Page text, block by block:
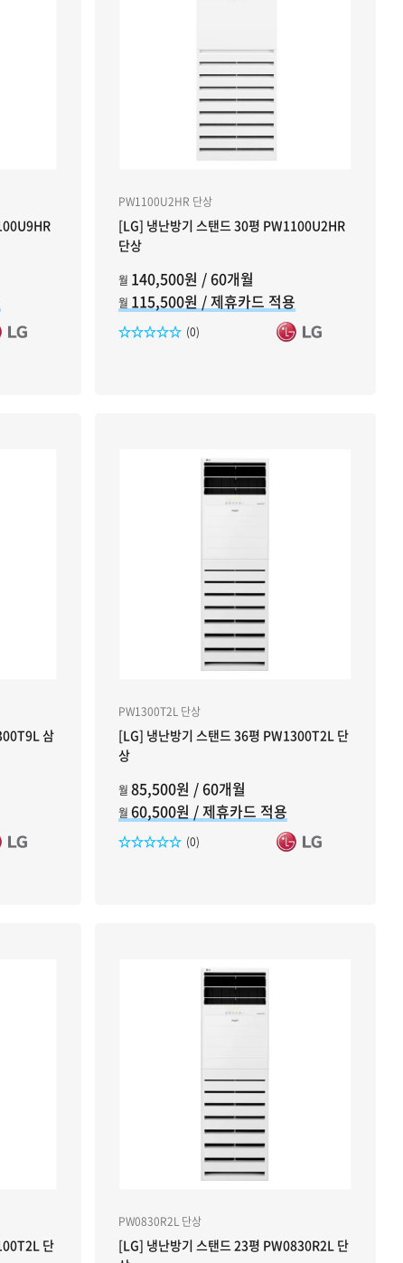
PW1100U2HR 단상
[LG] 냉난방기 스탠드 30평 PW1100U2HR
단상
월 140,500원 / 60개월
월 115,500원 / 제휴카드 적용
(0)
삼
PW1300T2L 단상
[LG] 냉난방기 스탠드 36평 PW1300T2L 단
상
월 85,500원 / 60개월
월 60,500원 / 제휴카드 적용
(0)
단
PW0830R2L 단상
[LG] 냉난방기 스탠드 23평 PW0830R2L 단